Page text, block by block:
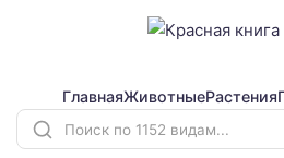
ГлавнаяЖивотныеРастения